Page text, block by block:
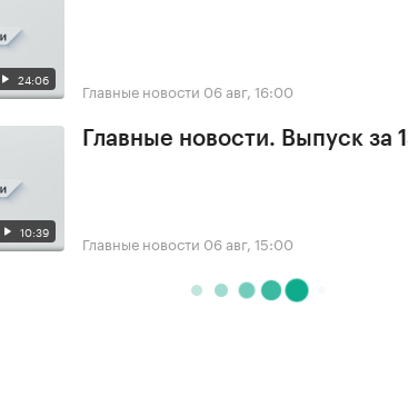
24:06 Главные новости 06 авг, 16:00
10:39
Главные новости. Выпуск
Главные новости 06 авг, 15:00